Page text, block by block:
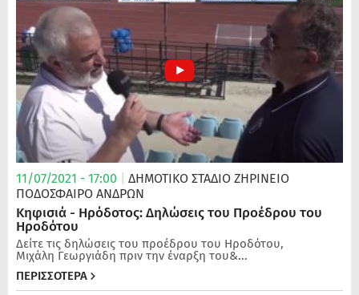
11/07/2021 - 17:00
ΔΗΜΟΤΙΚΟ ΣΤΑΔΙΟ ΖΗΡΙΝΕΙΟ
ΠΟΔΌΣΦΑΙΡΟ ΑΝΔΡΏΝ
Κηφισιά - Ηρόδοτος: Δηλώσεις του Προέδρου του
Ηροδότου
Δείτε τις δηλώσεις του προέδρου του Ηροδότου,
Μιχάλη Γεωργιάδη πριν την έναρξη του&...
ΠΕΡΙΣΣΟΤΕΡΑ